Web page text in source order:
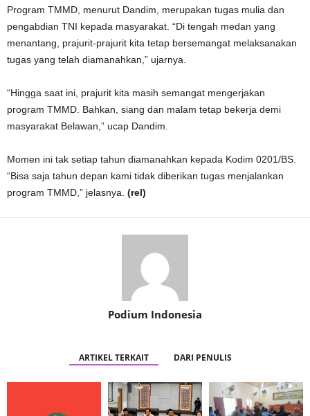
Program TMMD, menurut Dandim, merupakan tugas mulia dan
pengabdian TNI kepada masyarakat. “Di tengah medan yang
menantang, prajurit-prajurit kita tetap bersemangat melaksanakan
tugas yang telah diamanahkan,” ujarnya.
“Hingga saat ini, prajurit kita masih semangat mengerjakan
program TMMD. Bahkan, siang dan malam tetap bekerja demi
masyarakat Belawan,” ucap Dandim.
Momen ini tak setiap tahun diamanahkan kepada Kodim 0201/BS.
“Bisa saja tahun depan kami tidak diberikan tugas menjalankan
program TMMD,” jelasnya. (rel)
Podium Indonesia
ARTIKEL TERKAIT DARI PENULIS